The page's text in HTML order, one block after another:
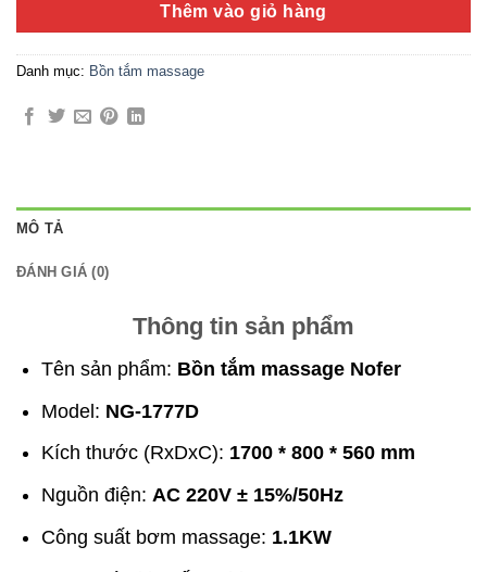
Thêm vào giỏ hàng
Danh mục: Bồn tắm massage
MÔ TẢ
ĐÁNH GIÁ (0)
Thông tin sản phẩm
Tên sản phẩm: Bồn tắm massage Nofer
Model: NG-1777D
Kích thước (RxDxC): 1700 * 800 * 560 mm
Nguồn điện: AC 220V ± 15%/50Hz
Công suất bơm massage: 1.1KW